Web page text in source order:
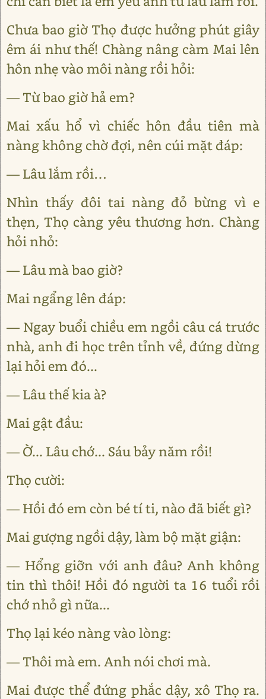
Chưa bao giờ Thọ được hưởng phút giây
êm ái như thế! Chàng nâng càm Mai lên
hôn nhẹ vào môi nàng rồi hỏi:
— Từ bao giờ hả em?
Mai xấu hổ vì chiếc hôn đầu tiên mà
nàng không chờ đợi, nên cúi mặt đáp:
— Lâu lắm rồi…
Nhìn thấy đôi tai nàng đỏ bừng vì e
thẹn, Thọ càng yêu thương hơn. Chàng
hỏi nhỏ:
— Lâu mà bao giờ?
Mai ngẩng lên đáp:
— Ngay buổi chiều em ngồi câu cá trước
nhà, anh đi học trên tỉnh về, đứng dừng
lại hỏi em đó...
— Lâu thế kia à?
Mai gật đầu:
— Ờ... Lâu chớ... Sáu bảy năm rồi!
Thọ cười:
— Hồi đó em còn bé tí ti, nào đã biết gì?
Mai gượng ngồi dậy, làm bộ mặt giận:
— Hổng giỡn với anh đâu? Anh không
tin thì thôi! Hồi đó người ta 16 tuổi rồi
chớ nhỏ gì nữa...
Thọ lại kéo nàng vào lòng:
— Thôi mà em. Anh nói chơi mà.
Mai được thể đứng phắc dậy, xô Thọ ra.